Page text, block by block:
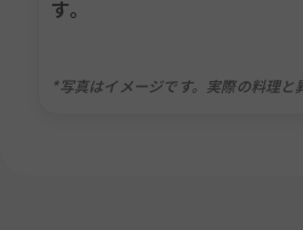
す。
*写真はイメージです。実際の料理と